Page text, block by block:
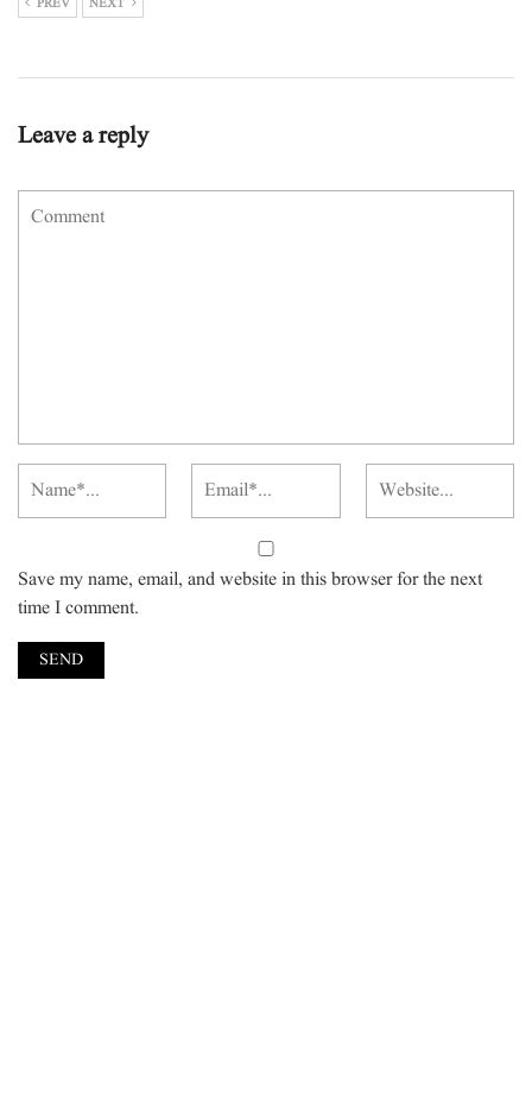
PREV NEXT
Leave a reply
Save my name, email, and website in this browser for the next
time I comment.